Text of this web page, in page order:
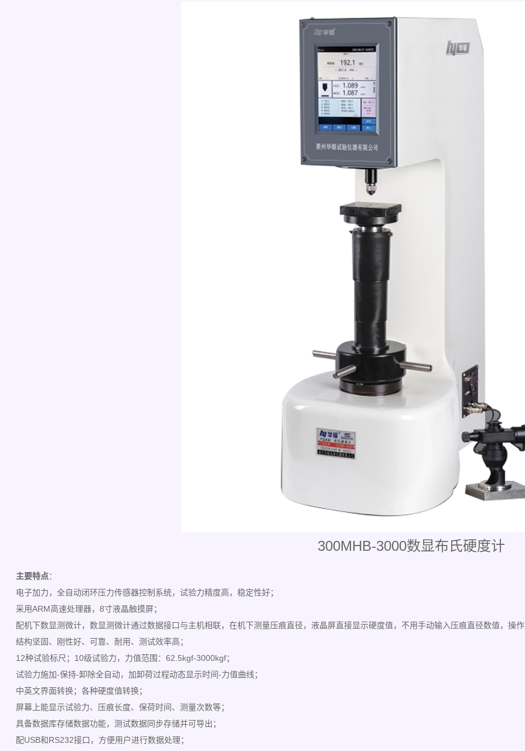
300MHB-3000数显布氏硬度计
主要特点：
电子加力，全自动闭环压力传感器控制系统，试验力精度高，稳定性好；
采用ARM高速处理器，8寸液晶触摸屏；
配机下数显测微计，数显测微计通过数据接口与主机相联，在机下测量压痕直径，液晶屏直接显示硬度值，不用手动输入压痕直径数值，操
结构坚固、刚性好、可靠、耐用、测试效率高；
12种试验标尺；10级试验力，力值范围：62.5kgf-3000kgf；
试验力施加-保持-卸除全自动，加卸荷过程动态显示时间-力值曲线；
中英文界面转换；各种硬度值转换；
屏幕上能显示试验力、压痕长度、保荷时间、测量次数等；
具备数据库存储数据功能，测试数据同步存储并可导出；
配USB和RS232接口，方便用户进行数据处理；